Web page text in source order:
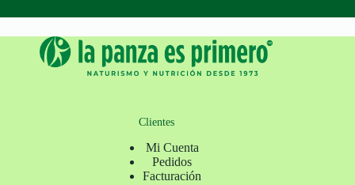
Clientes
Mi Cuenta
Pedidos
Facturación